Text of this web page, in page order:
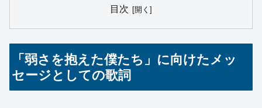
目次
「弱さを抱えた僕たち」に向けたメッ
セージとしての歌詞